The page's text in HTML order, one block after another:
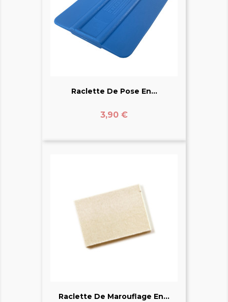
Raclette De Pose En...
Prix
3,90 €
Raclette De Marouflage En...